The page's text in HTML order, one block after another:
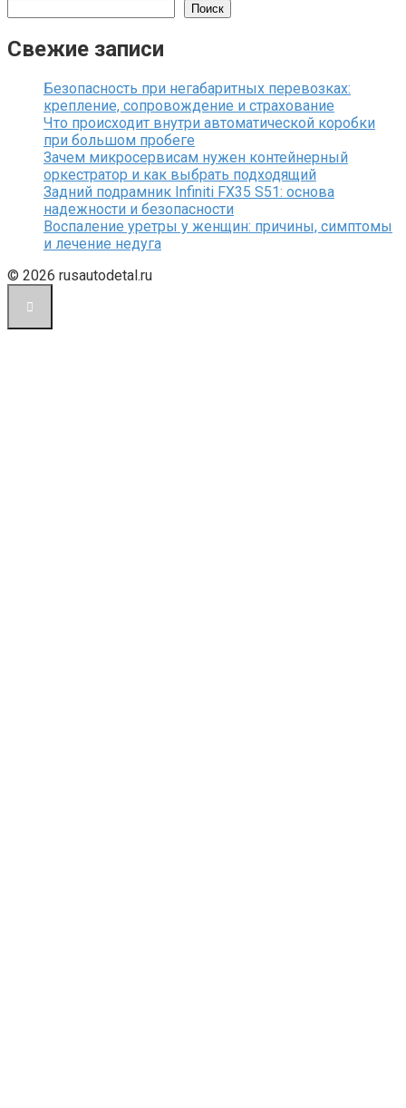
Поиск
Свежие записи
Безопасность при негабаритных перевозках:
крепление, сопровождение и страхование
Что происходит внутри автоматической коробки
при большом пробеге
Зачем микросервисам нужен контейнерный
оркестратор и как выбрать подходящий
Задний подрамник Infiniti FX35 S51: основа
надежности и безопасности
Воспаление уретры у женщин: причины, симптомы
и лечение недуга
© 2026 rusautodetal.ru